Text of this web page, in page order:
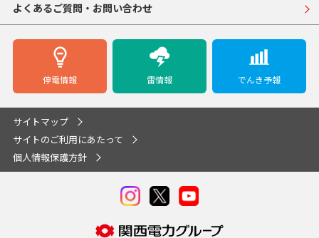
よくあるご質問・お問い合わせ
停電情報 雷情報 でんき予報
サイトマップ
サイトのご利用にあたって
個人情報保護方針